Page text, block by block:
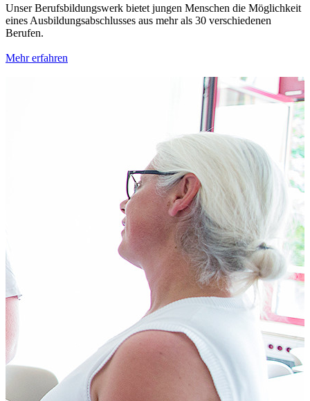
Unser Berufsbildungswerk bietet jungen Menschen die Möglichkeit
eines Ausbildungsabschlusses aus mehr als 30 verschiedenen
Berufen.
Mehr erfahren